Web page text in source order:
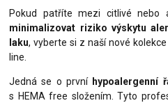
Pokud patříte mezi citlivé nebo
minimalizovat riziko výskytu
laku, vyberte si z naší nové
line.
Jedná se o první hypoalergenní
s HEMA free složením. Tyto